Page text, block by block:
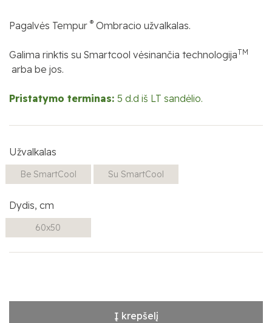
Pagalvės Tempur ® Ombracio užvalkalas.
Galima rinktis su Smartcool vėsinančia technologijaTM
arba be jos.
Pristatymo terminas: 5 d.d iš LT sandėlio.
Užvalkalas
Be SmartCool Su SmartCool
Dydis, cm
60x50
Į krepšelį